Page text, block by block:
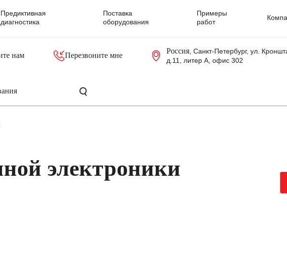
Предиктивная
диагностика
Поставка
оборудования
Примеры
работ
нам Перезвоните мне
Россия, Санкт-Петербург, ул.
д.11, литер А, офис 302
электроники